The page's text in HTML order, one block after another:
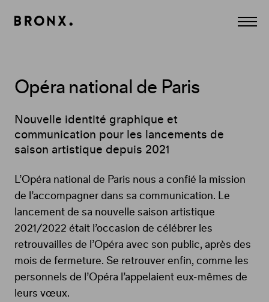
Opéra national de Paris
Nouvelle identité graphique et
communication pour les lancements de
saison artistique depuis 2021
L’Opéra national de Paris nous a confié la mission
de l’accompagner dans sa communication. Le
lancement de sa nouvelle saison artistique
2021/2022 était l’occasion de célébrer les
retrouvailles de l’Opéra avec son public, après des
mois de fermeture. Se retrouver enfin, comme les
personnels de l’Opéra l’appelaient eux-mêmes de
leurs vœux.
CULTURE,
LUXE,
BEAUTÉ.
Digital,
Print,
Edition,
Contenus...